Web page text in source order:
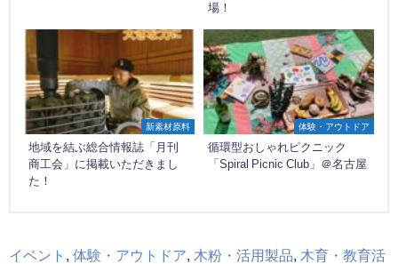
場！
新素材原料
地域を結ぶ総合情報誌「月刊
商工会」に掲載いただきまし
た！
体験・アウトドア
循環型おしゃれピクニック
「Spiral Picnic Club」＠名古屋
イベント , 体験・アウトドア, 木粉・活用製品, 木育・教育活